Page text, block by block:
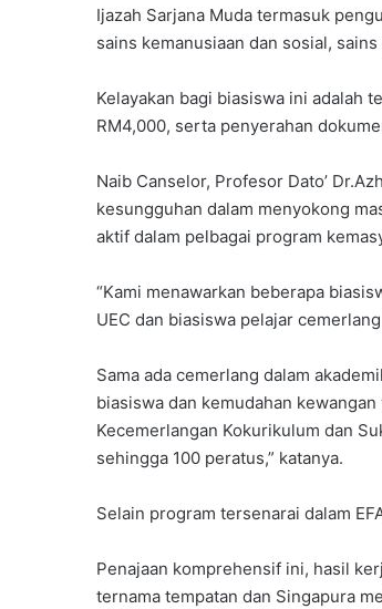
Ijazah Sarjana Muda termasuk
sains kemanusiaan dan sosial,
Kelayakan bagi biasiswa ini adalah
RM4,000, serta penyerahan
Naib Canselor, Profesor Dato’
kesungguhan dalam menyokong
aktif dalam pelbagai program
“Kami menawarkan beberapa
UEC dan biasiswa pelajar
Sama ada cemerlang dalam
biasiswa dan kemudahan
Kecemerlangan Kokurikulum dan
sehingga 100 peratus,” katanya.
Selain program tersenarai dalam
Penajaan komprehensif ini, hasil
ternama tempatan dan Singapura